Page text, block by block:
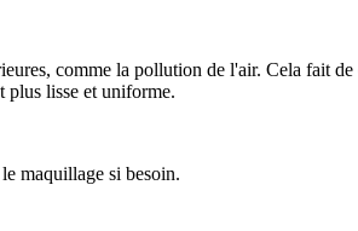
comme la pollution de l'air. Cela fait
plus lisse et uniforme.
maquillage si besoin.